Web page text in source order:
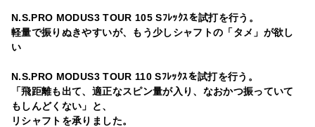
N.S.PRO MODUS3 TOUR 105 Sﾌﾚｯｸｽを試打を行う。
軽量で振りぬきやすいが、もう少しシャフトの「タメ」が欲し
い
N.S.PRO MODUS3 TOUR 110 Sﾌﾚｯｸｽを試打を行う。
「飛距離も出て、適正なスピン量が入り、なおかつ振っていて
も しんどくない」と、
リシャフトを承りました。